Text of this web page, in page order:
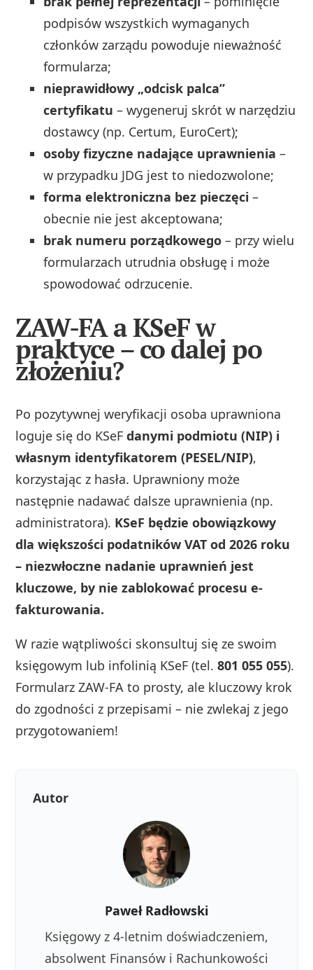
podpisów wszystkich wymaganych
członków zarządu powoduje nieważność
formularza;
nieprawidłowy „odcisk palca”
certyfikatu – wygeneruj skrót w narzędziu
dostawcy (np. Certum, EuroCert);
osoby fizyczne nadające uprawnienia –
w przypadku JDG jest to niedozwolone;
forma elektroniczna bez pieczęci –
obecnie nie jest akceptowana;
brak numeru porządkowego – przy wielu
formularzach utrudnia obsługę i może
spowodować odrzucenie.
ZAW-FA a KSeF w
praktyce – co dalej po
złożeniu?
Po pozytywnej weryfikacji osoba uprawniona
loguje się do KSeFdanymi podmiotu (NIP) i
własnym identyfikatorem (PESEL/NIP),
korzystając z hasła. Uprawniony może
następnie nadawać dalsze uprawnienia (np.
administratora). KSeF będzie obowiązkowy
dla większości podatników VAT od 2026 roku
– niezwłoczne nadanie uprawnień jest
kluczowe, by nie zablokować procesu e-
fakturowania.
W razie wątpliwości skonsultuj się ze swoim
księgowym lub infolinią KSeF (tel.801 055 055).
Formularz ZAW-FA to prosty, ale kluczowy krok
do zgodności z przepisami – nie zwlekaj z jego
przygotowaniem!
Autor
Paweł Radłowski
Księgowy z 4-letnim doświadczeniem,
absolwent Finansów i Rachunkowości